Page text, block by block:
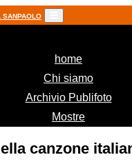
SANPAOLO
home(current)
Chi siamo
Archivio Publifoto
Mostre
canzone